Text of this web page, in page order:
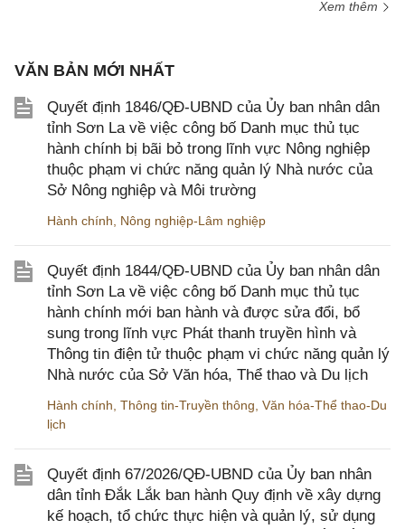
Xem thêm
VĂN BẢN MỚI NHẤT
Quyết định 1846/QĐ-UBND của Ủy ban nhân dân
tỉnh Sơn La về việc công bố Danh mục thủ tục
hành chính bị bãi bỏ trong lĩnh vực Nông nghiệp
thuộc phạm vi chức năng quản lý Nhà nước của
Sở Nông nghiệp và Môi trường
Hành chính Nông nghiệp-Lâm nghiệp
Quyết định 1844/QĐ-UBND của Ủy ban nhân dân
tỉnh Sơn La về việc công bố Danh mục thủ tục
hành chính mới ban hành và được sửa đổi, bổ
sung trong lĩnh vực Phát thanh truyền hình và
Thông tin điện tử thuộc phạm vi chức năng quản lý
Nhà nước của Sở Văn hóa, Thể thao và Du lịch
Hành chính Thông tin-Truyền thông Văn hóa-Thể thao-Du
lịch
Quyết định 67/2026/QĐ-UBND của Ủy ban nhân
dân tỉnh Đắk Lắk ban hành Quy định về xây dựng
kế hoạch, tổ chức thực hiện và quản lý, sử dụng